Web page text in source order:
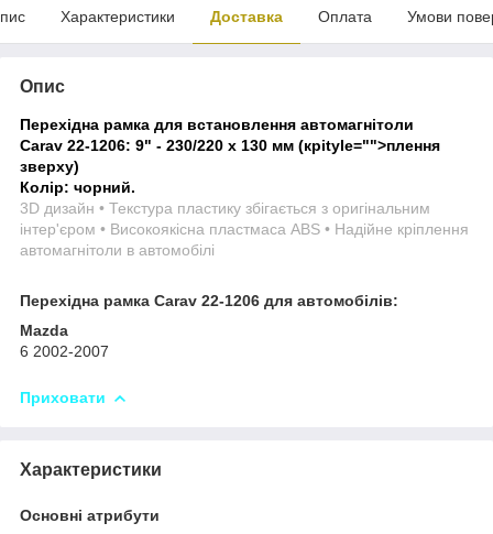
Характеристики Доставка Оплата Умови
Опис
Перехідна рамка для встановлення автомагнітоли
Carav 22-1206: 9" - 230/220 x 130 мм (кріtyle="">плення
зверху)
Колір: чорний.
3D дизайн • Текстура пластику збігається з оригінальним
інтер'єром • Високоякісна пластмаса ABS • Надійне кріплення
автомагнітоли в автомобілі
Перехідна рамка Carav 22-1206 для автомобілів:
Mazda
6 2002-2007
Приховати
Характеристики
Основні атрибути